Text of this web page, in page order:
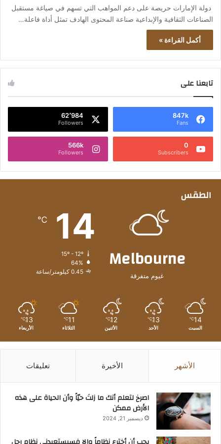
دولة الإمارات حريصة على دعم المواهب التي تسهم في صياغة مستقبل
الصناعات الثقافية والإبداعية صناعة المحتوى الهادف تمثل أداة فاعلة…
أكمل القراءة »
تابعنا على
847k
Fans
62٬984
Followers
0
Subscribers
566k
Followers
الطقس
Melbourne
غيوم متفرقة
14
℃
15º - 12º
64%
0.45 كيلومتر/ساعة
14
℃
السبت
13
℃
الأحد
12
℃
الأثنين
11
℃
الثلاثاء
13
℃
الأربعاء
الأشهر الأخيرة تعليقات
‫اصرخ لتعلم أنك ما زلتَ حيّاً وأن الحياة على هذه
الأرض ممكن
ديسمبر 21, 2024